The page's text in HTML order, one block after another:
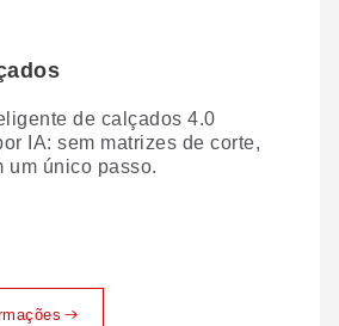
de calçados 4.0
IA: sem matrizes de corte,
um único passo.